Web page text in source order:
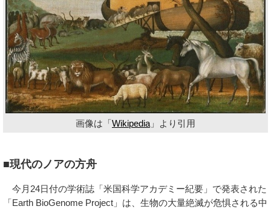
画像は「Wikipedia 」より引用
■現代のノアの方舟
今月24日付の学術誌「米国科学アカデミー紀要」で発表された
「Earth BioGenome Project」は、生物の大量絶滅が危惧される中